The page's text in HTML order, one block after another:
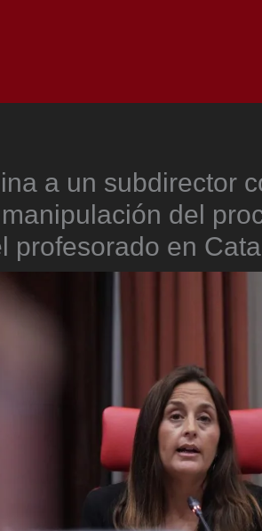
a un subdirector
del
profesorado en